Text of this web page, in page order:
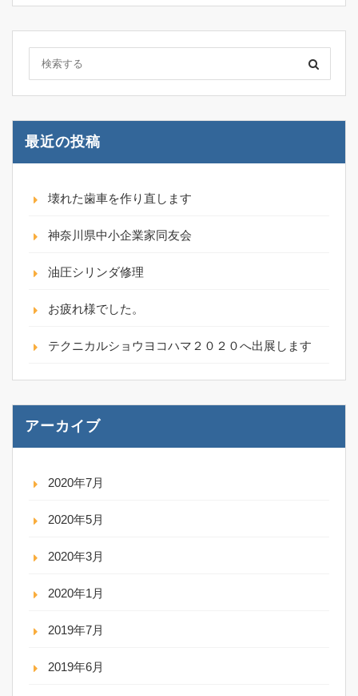
最近の投稿
壊れた歯車を作り直します
神奈川県中小企業家同友会
油圧シリンダ修理
お疲れ様でした。
テクニカルショウヨコハマ２０２０へ出展します
アーカイブ
2020年7月
2020年5月
2020年3月
2020年1月
2019年7月
2019年6月